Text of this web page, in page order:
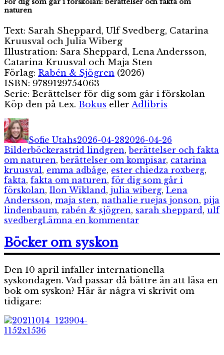
För dig som går i förskolan: berättelser och fakta om
naturen
Text: Sarah Sheppard, Ulf Svedberg, Catarina
Kruusval och Julia Wiberg
Illustration: Sara Sheppard, Lena Andersson,
Catarina Kruusval och Maja Sten
Förlag: Rabén & Sjögren (2026)
ISBN: 9789129754063
Serie: Berättelser för dig som går i förskolan
Köp den på t.ex. Bokus eller Adlibris
Författare
Sofie Utahs2026-04-282026-04-26
BilderböckerEtiketter
astrid lindgren,berättelser och fakta
om naturen,berättelser om kompisar, catarina
kruusval, emma adbåge, ester chiedza roxberg,
fakta, fakta om naturen, för dig som går i
förskolan, Ilon Wikland, julia wiberg, Lena
Andersson, maja sten, nathalie ruejas jonson, pija
lindenbaum, rabén & sjögren, sarah sheppard, ulf
svedbergLämna en kommentartill
i
förskolan:
berättelser
Böcker om syskon
Den 10 april infaller internationella
syskondagen. Vad passar då bättre än att läsa en
bok om syskon? Här är några vi skrivit om
tidigare: